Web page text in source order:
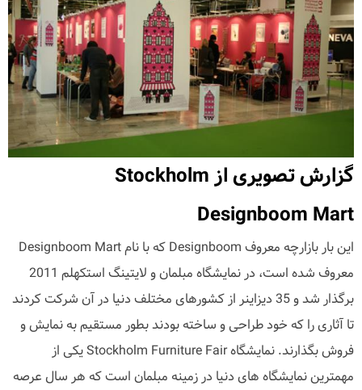
گزارش تصویری از Stockholm
Designboom Mart
این بار بازارچه معروف Designboom که با نام Designboom Mart
معروف شده است، در نمایشگاه مبلمان و لایتینگ استکهلم 2011
برگذار شد و 35 دیزاینر از کشورهای مختلف دنیا در آن شرکت کردند
تا آثاری را که خود طراحی و ساخته بودند بطور مستقیم به نمایش و
فروش بگذارند. نمایشگاه Stockholm Furniture Fair یکی از
مهمترین نمایشگاه های دنیا در زمینه مبلمان است که هر سال عرصه